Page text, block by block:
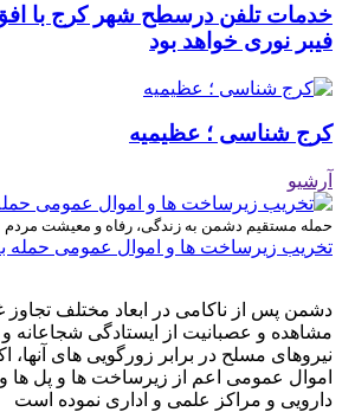
خدمات تلفن درسطح شهر کرج با
فیبر نوری خواهد بود
کرج شناسی ؛ عظیمیه
آرشیو
حمله مستقیم دشمن به زندگی، رفاه و معیشت مردم
تخریب زیرساخت ها و اموال عمومی حمله
دشمن پس از ناکامی در ابعاد مختلف تجاوز
مشاهده و عصبانیت از ایستادگی شجاعانه و
نیروهای مسلح در برابر زورگویی های
اموال عمومی اعم از زیرساخت ها و پل ها
دارویی و مراکز علمی و اداری نموده است